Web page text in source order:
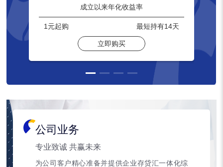
成立以来年化收益率
1元起购 最短持有14天
立即购买
公司业务
专业致诚 共赢未来
为公司客户精心准备并提供企业存贷汇一体化综